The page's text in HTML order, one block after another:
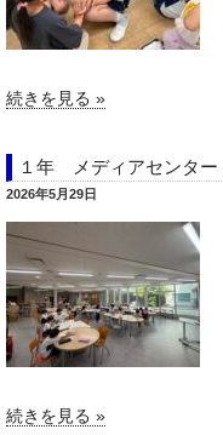
続きを見る »
１年 メディアセンター
2026年5月29日
続きを見る »